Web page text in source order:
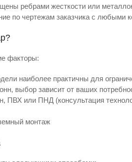
ребрами жесткости или
по чертежам заказчика с любыми
факторы:
наиболее практичны для
выбор зависит от ваших
ПВХ или ПНД (консультация
монтаж